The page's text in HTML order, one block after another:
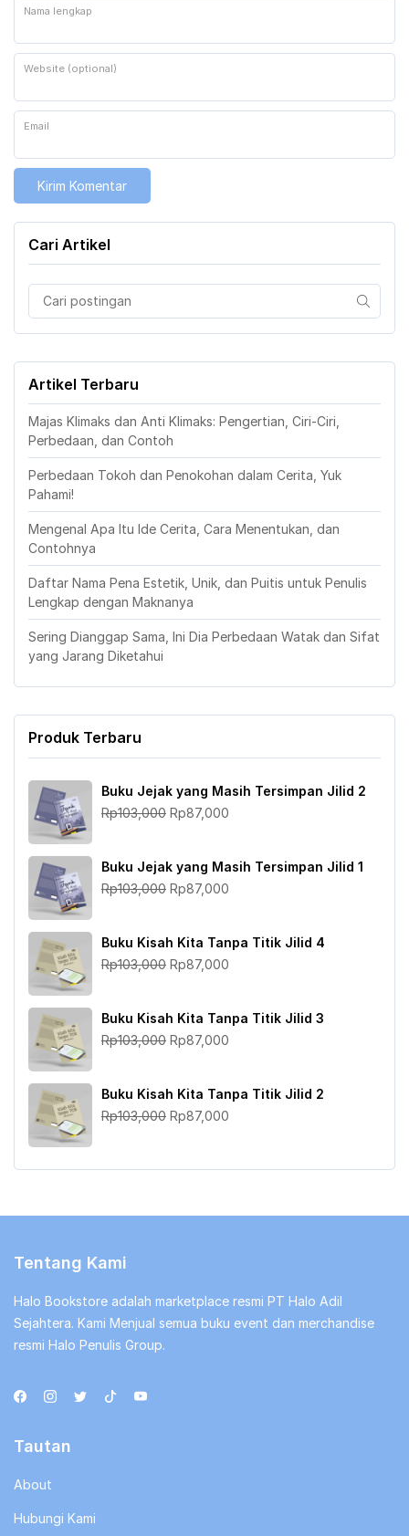
Nama lengkap
Website (optional)
Email
Cari Artikel
Artikel Terbaru
Majas Klimaks dan Anti Klimaks: Pengertian, Ciri-Ciri,
Perbedaan, dan Contoh
Perbedaan Tokoh dan Penokohan dalam Cerita, Yuk
Pahami!
Mengenal Apa Itu Ide Cerita, Cara Menentukan, dan
Contohnya
Daftar Nama Pena Estetik, Unik, dan Puitis untuk Penulis
Lengkap dengan Maknanya
Sering Dianggap Sama, Ini Dia Perbedaan Watak dan Sifat
yang Jarang Diketahui
Produk Terbaru
Buku Jejak yang Masih Tersimpan Jilid 2
Rp103,000 Harga
Rp103,000.
Rp87,000
Buku Jejak yang Masih Tersimpan Jilid 1
Rp103,000 Harga
Rp103,000.
Rp87,000
adalah:
Buku Kisah Kita Tanpa Titik Jilid 4
Rp103,000 Harga
Rp103,000.
Rp87,000
adalah:
Buku Kisah Kita Tanpa Titik Jilid 3
Rp103,000 Harga
Rp103,000.
Rp87,000
adalah:
Buku Kisah Kita Tanpa Titik Jilid 2
Rp103,000 Harga
Rp87,000
Tentang Kami
Halo Bookstore adalah marketplace resmi PT Halo Adil
Sejahtera. Kami Menjual semua buku event dan merchandise
resmi Halo Penulis Group.
Tautan
About
Hubungi Kami